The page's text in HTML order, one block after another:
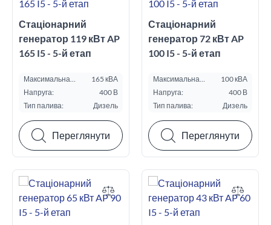
Стаціонарний
генератор 119 кВт AP
165 I5 - 5-й етап
Максимальна
165 кВА
Напруга:
400 В
Тип палива:
Дизель
Переглянути
Стаціонарний
генератор 72 кВт AP
100 I5 - 5-й етап
Максимальна
100 кВА
Напруга:
400 В
Тип палива:
Дизель
Переглянути